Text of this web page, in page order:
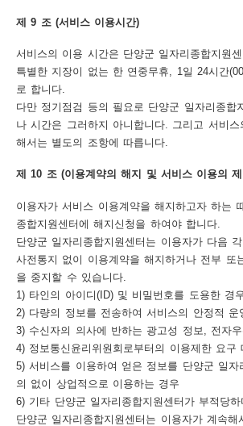
제 9 조 (서비스 이용시간)
서비스의 이용 시간은 단양군 일자리종합지원
특별한 지장이 없는 한 연중무휴, 1일 24시간
로 합니다.
다만 정기점검 등의 필요로 단양군 일자리종합
나 시간은 그러하지 아니합니다. 그리고 서비
해서는 별도의 조항에 따릅니다.
제 10 조 (이용계약의 해지 및 서비스 이용의
이용자가 서비스 이용계약을 해지하고자 하는
종합지원센터에 해지신청을 하여야 합니다.
단양군 일자리종합지원센터는 이용자가 다음
사전통지 없이 이용계약을 해지하거나 전부 또
을 중지할 수 있습니다.
1) 타인의 아이디(ID) 및 비밀번호를 도용한 경
2) 다량의 정보를 전송하여 서비스의 안정적 운
3) 수신자의 의사에 반하는 광고성 정보, 전자
4) 정보통신윤리위원회로부터의 이용제한 요구
5) 서비스를 이용하여 얻은 정보를 단양군 일자
의 없이 상업적으로 이용하는 경우
6) 기타 단양군 일자리종합지원센터가 부적당
단양군 일자리종합지원센터는 이용자가 계속